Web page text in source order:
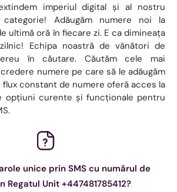
imperiul digital și al nostru
Adăugăm numere noi la
ultimă oră în fiecare zi. E ca dimineața
Echipa noastră de vânători de
în căutare. Căutăm cele mai
numere pe care să le adăugăm
flux constant de numere oferă acces la
opțiuni curente și funcționale pentru
unice prin SMS cu numărul de
Regatul Unit +447481785412?